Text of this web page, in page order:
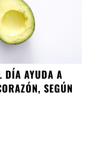
DÍA AYUDA A
SEGÚN